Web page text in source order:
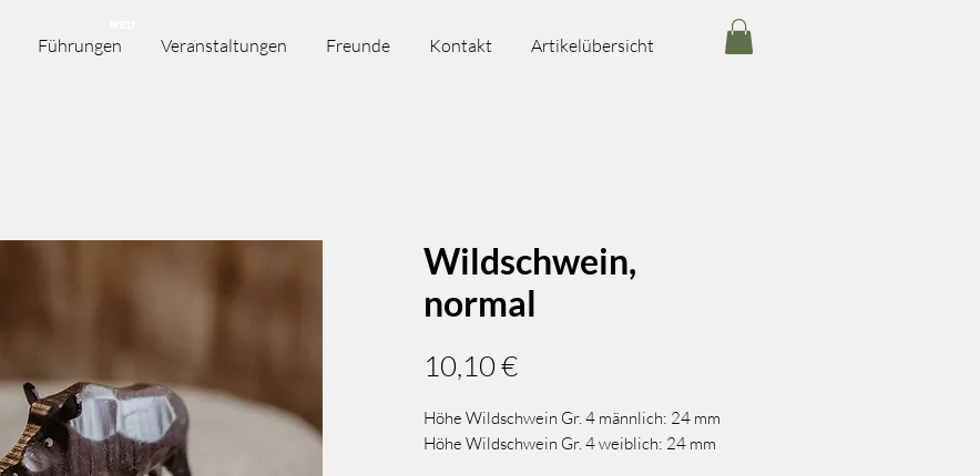
Führungen Veranstaltungen Freunde Kontakt Artikelübersicht
Wildschwein,
normal
10,10 €Preis
Höhe Wildschwein Gr. 4 männlich: 24 mm
Höhe Wildschwein Gr. 4 weiblich: 24 mm